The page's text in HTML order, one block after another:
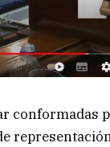
conformadas